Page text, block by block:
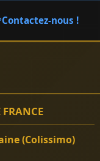
Contactez-nous !
(Colissimo)